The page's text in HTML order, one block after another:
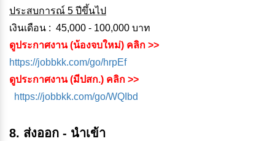
ประสบการณ์ 5 ปีขึ้นไป
เงินเดือน : 45,000 - 100,000 บาท
ดูประกาศงาน (น้องจบใหม่) คลิก >>
https://jobbkk.com/go/hrpEf
ดูประกาศงาน (มีปสก.) คลิก >>
https://jobbkk.com/go/WQIbd
8. ส่งออก - นำเข้า